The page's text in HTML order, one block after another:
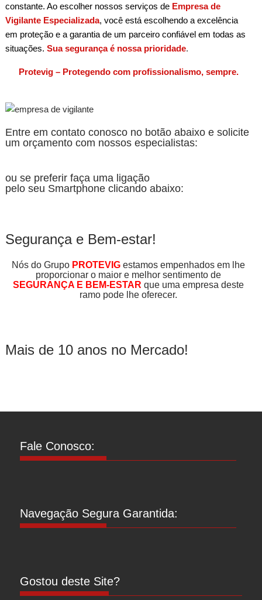
constante. Ao escolher nossos serviços de Empresa de
Vigilante Especializada, você está escolhendo a excelência
em proteção e a garantia de um parceiro confiável em todas as
situações. Sua segurança é nossa prioridade.
Protevig – Protegendo com profissionalismo, sempre.
Entre em contato conosco no botão abaixo e solicite
um orçamento com nossos especialistas:
ou se preferir faça uma ligação
pelo seu Smartphone clicando abaixo:
Segurança e Bem-estar!
Nós do Grupo PROTEVIG estamos empenhados em lhe
proporcionar o maior e melhor sentimento de
SEGURANÇA E BEM-ESTAR que uma empresa deste
ramo pode lhe oferecer.
Mais de 10 anos no Mercado!
Fale Conosco:
Navegação Segura Garantida:
Gostou deste Site?